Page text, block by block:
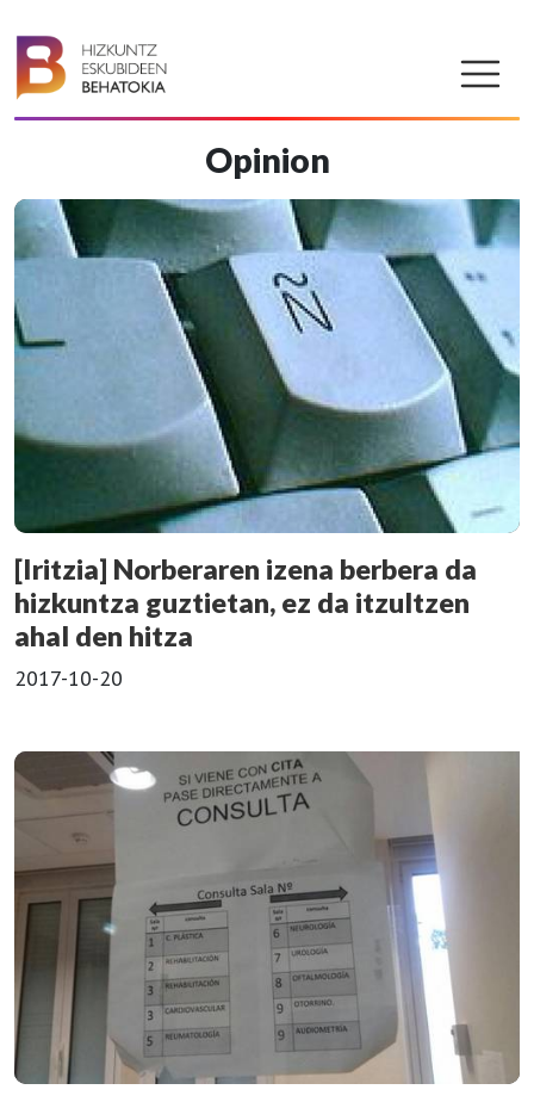
Opinion
[Iritzia] Norberaren izena berbera da
hizkuntza guztietan, ez da itzultzen
ahal den hitza
2017-10-20